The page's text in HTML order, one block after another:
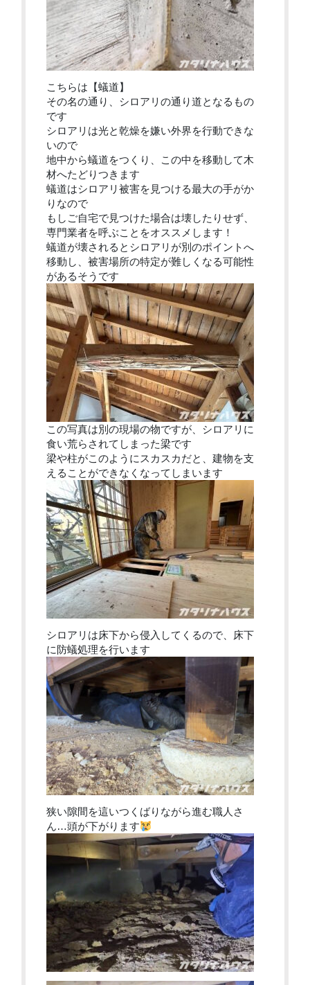
こちらは【蟻道】
その名の通り、シロアリの通り道となるもの
です
シロアリは光と乾燥を嫌い外界を行動できな
いので
地中から蟻道をつくり、この中を移動して木
材へたどりつきます
蟻道はシロアリ被害を見つける最大の手がか
りなので
もしご自宅で見つけた場合は壊したりせず、
専門業者を呼ぶことをオススメします！
蟻道が壊されるとシロアリが別のポイントへ
移動し、被害場所の特定が難しくなる可能性
があるそうです
この写真は別の現場の物ですが、シロアリに
食い荒らされてしまった梁です
梁や柱がこのようにスカスカだと、建物を支
えることができなくなってしまいます
シロアリは床下から侵入してくるので、床下
に防蟻処理を行います
狭い隙間を這いつくばりながら進む職人さ
ん…頭が下がります